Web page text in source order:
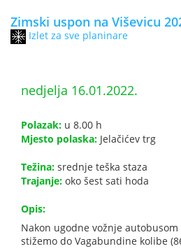
Zimski uspon na Viševicu
Izlet za sve planinare
nedjelja 16.01.2022.
Polazak: u 8.00 h
Mjesto polaska: Jelačićev trg
Težina: srednje teška staza
Trajanje: oko šest sati hoda
Opis:
Nakon ugodne vožnje autobusom
stižemo do Vagabundine kolibe